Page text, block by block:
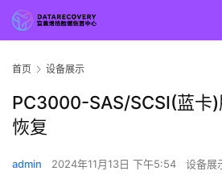
首页 设备展示
PC3000-SAS/SCSI(蓝卡
恢复
admin 2024年11月13日 下午5:54 设备展